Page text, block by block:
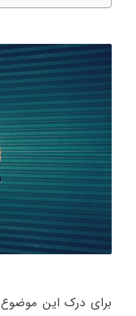
برای درک این موضوع